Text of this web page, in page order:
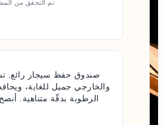
تم التحقق من
صندوق حفظ سيجار رائع.
والخارجي جميل للغاية،
الرطوبة بدقّة متناهية.